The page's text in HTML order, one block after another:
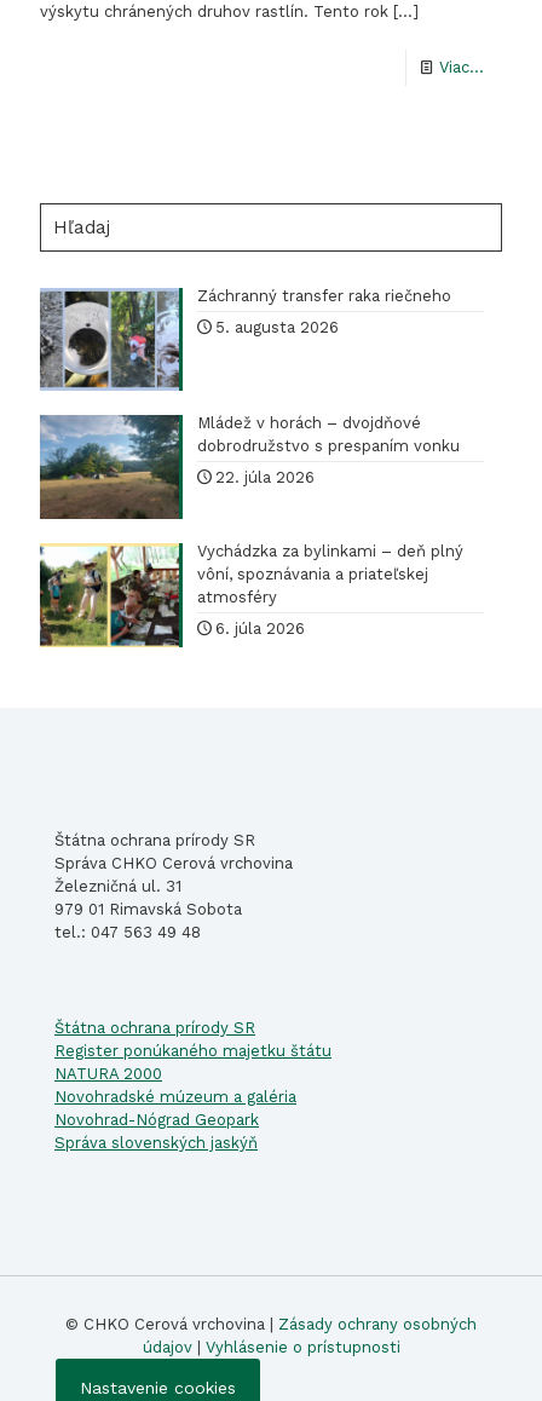
výskytu chránených druhov rastlín. Tento rok […]
Viac...
lokality
výskytu
Záchranný transfer raka riečneho
5. augusta 2026
Mládež v horách – dvojdňové
dobrodružstvo s prespaním vonku
22. júla 2026
Vychádzka za bylinkami – deň plný
vôní, spoznávania a priateľskej
atmosféry
6. júla 2026
Štátna ochrana prírody SR
Správa CHKO Cerová vrchovina
Železničná ul. 31
979 01 Rimavská Sobota
tel.: 047 563 49 48
Štátna ochrana prírody SR
Register ponúkaného majetku štátu
NATURA 2000
Novohradské múzeum a galéria
Novohrad-Nógrad Geopark
Správa slovenských jaskýň
© CHKO Cerová vrchovina | Zásady ochrany osobných
údajov| Vyhlásenie o prístupnosti
Nastavenie cookies